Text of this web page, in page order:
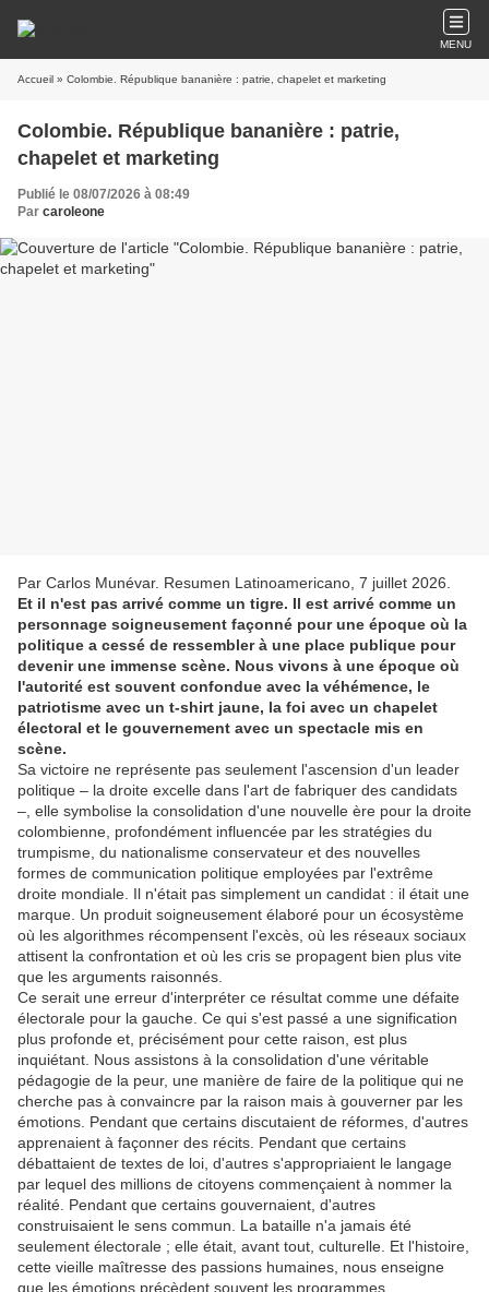
MENU
Accueil » Colombie. République bananière : patrie, chapelet et marketing
Colombie. République bananière : patrie,
chapelet et marketing
Publié le 08/07/2026 à 08:49
Par caroleone
Par Carlos Munévar. Resumen Latinoamericano, 7 juillet 2026.
Et il n'est pas arrivé comme un tigre. Il est arrivé comme un
personnage soigneusement façonné pour une époque où la
politique a cessé de ressembler à une place publique pour
devenir une immense scène. Nous vivons à une époque où
l'autorité est souvent confondue avec la véhémence, le
patriotisme avec un t-shirt jaune, la foi avec un chapelet
électoral et le gouvernement avec un spectacle mis en
scène.
Sa victoire ne représente pas seulement l'ascension d'un leader
politique – la droite excelle dans l'art de fabriquer des candidats
–, elle symbolise la consolidation d'une nouvelle ère pour la droite
colombienne, profondément influencée par les stratégies du
trumpisme, du nationalisme conservateur et des nouvelles
formes de communication politique employées par l'extrême
droite mondiale. Il n'était pas simplement un candidat : il était une
marque. Un produit soigneusement élaboré pour un écosystème
où les algorithmes récompensent l'excès, où les réseaux sociaux
attisent la confrontation et où les cris se propagent bien plus vite
que les arguments raisonnés.
Ce serait une erreur d'interpréter ce résultat comme une défaite
électorale pour la gauche. Ce qui s'est passé a une signification
plus profonde et, précisément pour cette raison, est plus
inquiétant. Nous assistons à la consolidation d'une véritable
pédagogie de la peur, une manière de faire de la politique qui ne
cherche pas à convaincre par la raison mais à gouverner par les
émotions. Pendant que certains discutaient de réformes, d'autres
apprenaient à façonner des récits. Pendant que certains
débattaient de textes de loi, d'autres s'appropriaient le langage
par lequel des millions de citoyens commençaient à nommer la
réalité. Pendant que certains gouvernaient, d'autres
construisaient le sens commun. La bataille n'a jamais été
seulement électorale ; elle était, avant tout, culturelle. Et l'histoire,
cette vieille maîtresse des passions humaines, nous enseigne
que les émotions précèdent souvent les programmes